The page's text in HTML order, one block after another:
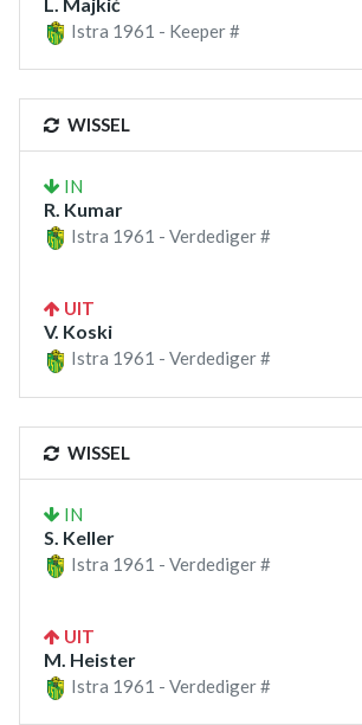
Istra 1961 - Keeper #
WISSEL
IN
R. Kumar
Istra 1961 - Verdediger #
UIT
V. Koski
Istra 1961 - Verdediger #
WISSEL
IN
S. Keller
Istra 1961 - Verdediger #
UIT
M. Heister
Istra 1961 - Verdediger #